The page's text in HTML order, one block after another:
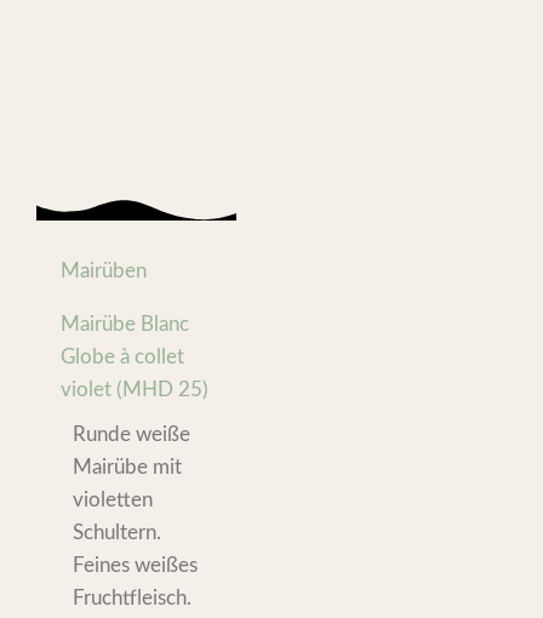
Mairüben
Mairübe Blanc
Globe à collet
violet (MHD 25)
Runde weiße
Mairübe mit
violetten
Schultern.
Feines weißes
Fruchtfleisch.